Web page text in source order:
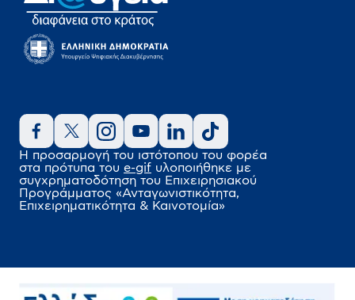
Η προσαρμογή του ιστότοπου του φορέα
στα πρότυπα του e-gif υλοποιήθηκε με
συγχρηματοδότηση του Επιχειρησιακού
Προγράμματος «Ανταγωνιστικότητα,
Επιχειρηματικότητα & Καινοτομία»